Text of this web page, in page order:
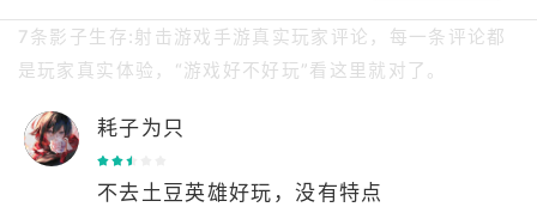
7条影子生存:射击游戏手游真实玩家评论，每一条评论都
是玩家真实体验，“游戏好不好玩”看这里就对了。
耗子为只
不去土豆英雄好玩，没有特点